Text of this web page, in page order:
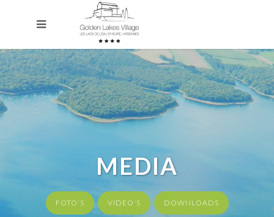
MEDIA
FOTO'S VIDEO'S DOWNLOADS